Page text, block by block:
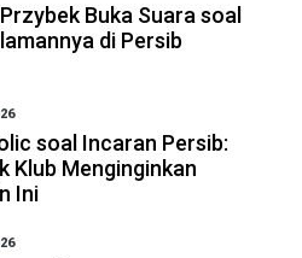
Buka Suara soal
di Persib
soal Incaran Persib:
Klub Menginginkan
Ini